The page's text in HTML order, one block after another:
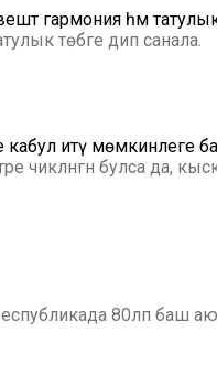
гармония һәм
төбәге дип санала.
кабул итү мөмкинлеге
булса да, кыска
80ләп баш аю